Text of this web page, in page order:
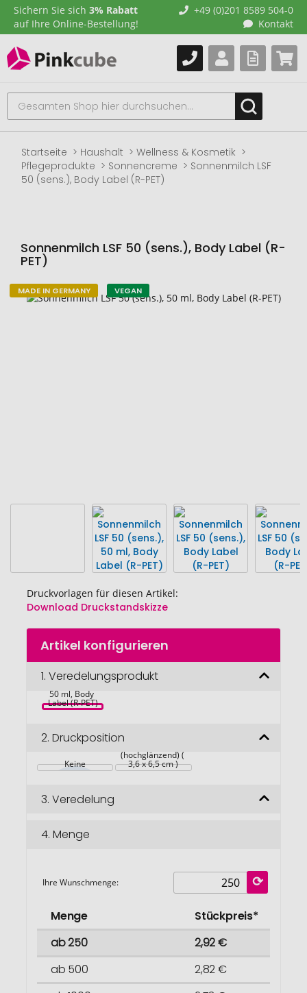
Sichern Sie sich 3% Rabatt
auf Ihre Online-Bestellung!
+49 (0)201 8589 504-0
Kontakt
Startseite Haushalt
Wellness & Kosmetik
Pflegeprodukte
Sonnencreme
Sonnenmilch LSF
50 (sens.), Body Label (R-PET)
Sonnenmilch LSF 50 (sens.), Body Label (R-
PET)
Zum
Druckvorlagen für diesen Artikel:
Download Druckstandskizze
Zum
Anfang
Bildgalerie
MADE IN GERMANY VEGAN
Artikel konfigurieren
1. Veredelungsprodukt
Sonnenmilch
50 ml, Body
Label (R-PET)
2. Druckposition
Keine
(hochglänzend) (
3,6 x 6,5 cm )
3. Veredelung
4. Menge
Ihre Wunschmenge:
Menge
Stückpreis*
ab 250
2,92 €
ab 500
2,82 €